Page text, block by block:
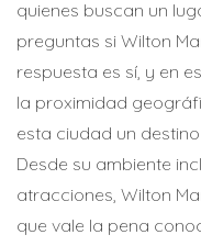
quienes buscan un
preguntas si Wilton
respuesta es sí, y en
la proximidad
esta ciudad un
Desde su ambiente
atracciones, Wilton
que vale la pena